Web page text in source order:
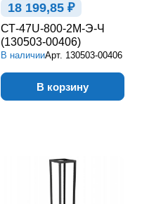
18 199,85 ₽
СТ-47U-800-2М-Э-Ч
(130503-00406)
В наличииАрт. 130503-00406
В корзину